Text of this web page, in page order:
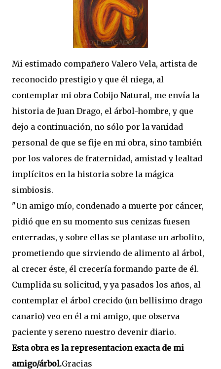
Mi estimado compañero Valero Vela, artista de
reconocido prestigio y que él niega, al
contemplar mi obra Cobijo Natural, me envía la
historia de Juan Drago, el árbol-hombre, y que
dejo a continuación, no sólo por la vanidad
personal de que se fije en mi obra, sino también
por los valores de fraternidad, amistad y lealtad
implícitos en la historia sobre la mágica
simbiosis.
"Un amigo mío, condenado a muerte por cáncer,
pidió que en su momento sus cenizas fuesen
enterradas, y sobre ellas se plantase un arbolito,
prometiendo que sirviendo de alimento al árbol,
al crecer éste, él crecería formando parte de él.
Cumplida su solicitud, y ya pasados los años, al
contemplar el árbol crecido (un bellisimo drago
canario) veo en él a mi amigo, que observa
paciente y sereno nuestro devenir diario.
Esta obra es la representacion exacta de mi
amigo/árbol.Gracias